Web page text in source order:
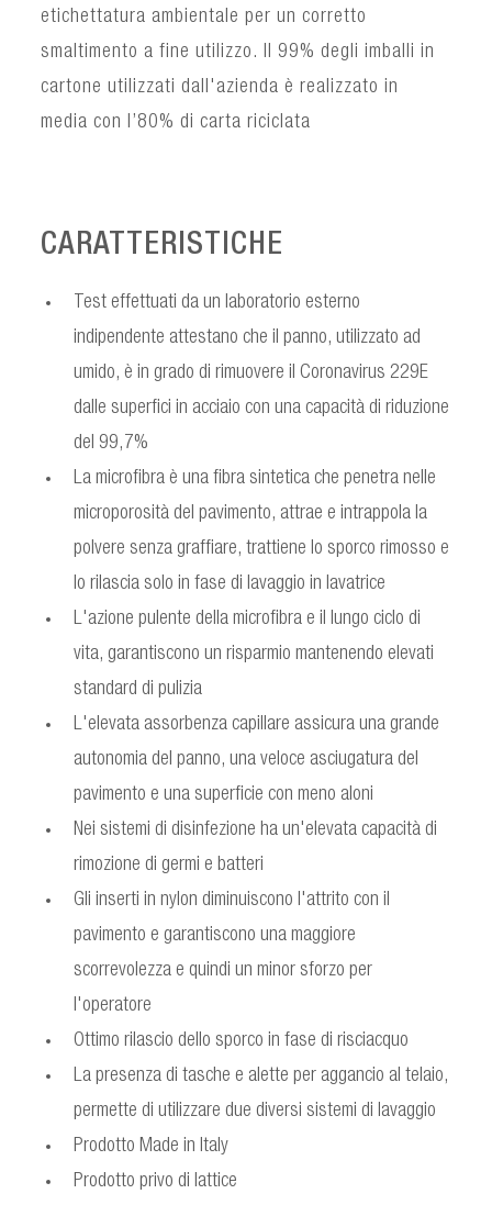
etichettatura ambientale per un corretto
smaltimento a fine utilizzo. Il 99% degli imballi in
cartone utilizzati dall'azienda è realizzato in
media con l’80% di carta riciclata
CARATTERISTICHE
Test effettuati da un laboratorio esterno
indipendente attestano che il panno, utilizzato ad
umido, è in grado di rimuovere il Coronavirus 229E
dalle superfici in acciaio con una capacità di riduzione
del 99,7%
La microfibra è una fibra sintetica che penetra nelle
microporosità del pavimento, attrae e intrappola la
polvere senza graffiare, trattiene lo sporco rimosso e
lo rilascia solo in fase di lavaggio in lavatrice
L'azione pulente della microfibra e il lungo ciclo di
vita, garantiscono un risparmio mantenendo elevati
standard di pulizia
L'elevata assorbenza capillare assicura una grande
autonomia del panno, una veloce asciugatura del
pavimento e una superficie con meno aloni
Nei sistemi di disinfezione ha un'elevata capacità di
rimozione di germi e batteri
Gli inserti in nylon diminuiscono l'attrito con il
pavimento e garantiscono una maggiore
scorrevolezza e quindi un minor sforzo per
l'operatore
Ottimo rilascio dello sporco in fase di risciacquo
La presenza di tasche e alette per aggancio al telaio,
permette di utilizzare due diversi sistemi di lavaggio
Prodotto Made in Italy
Prodotto privo di lattice